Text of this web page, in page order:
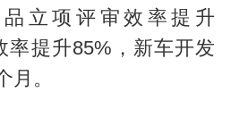
立项评审效率提升
率提升85%，新车开发
月。